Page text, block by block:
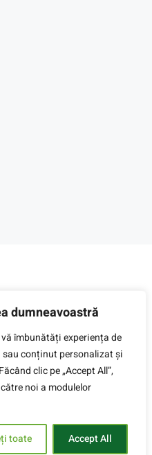
dumneavoastră
îmbunătăți experiența de
conținut personalizat și
clic pe „Accept All”,
noi a modulelor
toate Accept All